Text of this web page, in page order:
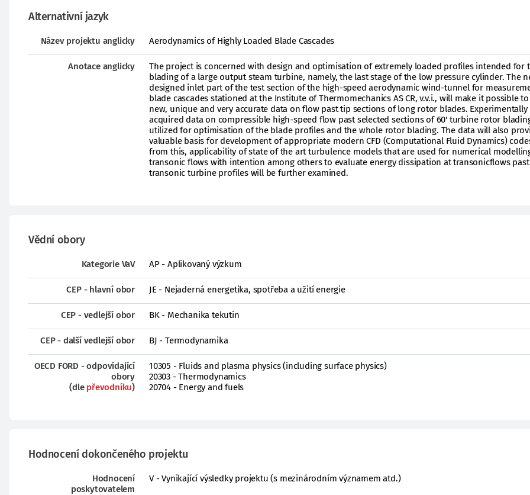
Alternativní jazyk
Název projektu anglicky Aerodynamics of Highly Loaded Blade Cascades
Anotace anglicky
The project is concerned with design and optimisation of extremely loaded profiles intended for
blading of a large output steam turbine, namely, the last stage of the low pressure cylinder. The
designed inlet part of the test section of the high-speed aerodynamic wind-tunnel for
blade cascades stationed at the Institute of Thermomechanics AS CR, v.v.i., will make it possible
new, unique and very accurate data on flow past tip sections of long rotor blades. Experimentally
acquired data on compressible high-speed flow past selected sections of 60' turbine rotor
utilized for optimisation of the blade profiles and the whole rotor blading. The data will also
valuable basis for development of appropriate modern CFD (Computational Fluid Dynamics)
from this, applicability of state of the art turbulence models that are used for numerical
transonic flows with intention among others to evaluate energy dissipation at transonicflows past
transonic turbine profiles will be further examined.
Vědní obory
Kategorie VaV AP - Aplikovaný výzkum
CEP - hlavní obor JE - Nejaderná energetika, spotřeba a užití energie
CEP - vedlejší obor BK - Mechanika tekutin
CEP - další vedlejší obor BJ - Termodynamika
OECD FORD - odpovídající
obory
(dle převodníku)
10305 - Fluids and plasma physics (including surface physics)
20303 - Thermodynamics
20704 - Energy and fuels
Hodnocení dokončeného projektu
Hodnocení
poskytovatelem
V - Vynikající výsledky projektu (s mezinárodním významem atd.)